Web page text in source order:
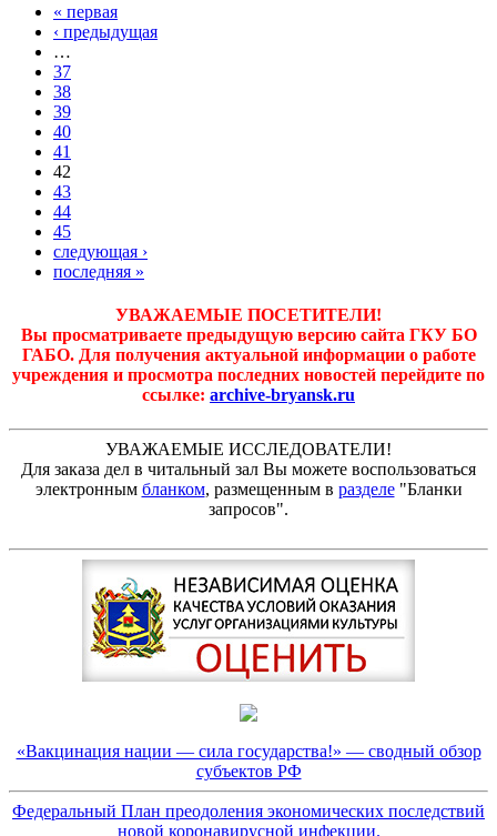
« первая
‹ предыдущая
…
37
38
39
40
41
42
43
44
45
следующая ›
последняя »
УВАЖАЕМЫЕ ПОСЕТИТЕЛИ!
Вы просматриваете предыдущую версию сайта ГКУ БО
ГАБО. Для получения актуальной информации о работе
учреждения и просмотра последних новостей перейдите по
ссылке: archive-bryansk.ru
УВАЖАЕМЫЕ ИССЛЕДОВАТЕЛИ!
Для заказа дел в читальный зал Вы можете воспользоваться
электронным бланком, размещенным в разделе"Бланки
запросов".
«Вакцинация нации — сила государства!» — сводный обзор
субъектов РФ
Федеральный План преодоления экономических последствий
новой коронавирусной инфекции.